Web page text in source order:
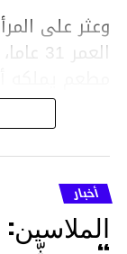
وعثر على
ووفقا
متأثرة
أنفها
وجهها ورأسها
أخبار